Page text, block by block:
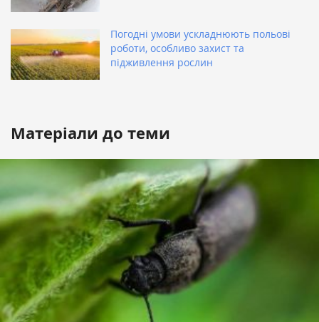
Погодні умови ускладнюють польові
роботи, особливо захист та
підживлення рослин
Матеріали до теми